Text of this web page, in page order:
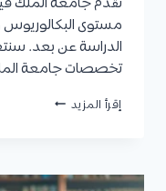
مستوى البكالوريوس
الدراسة عن بعد.
تخصصات جامعة
إقرأ المزيد تخصصات
عن